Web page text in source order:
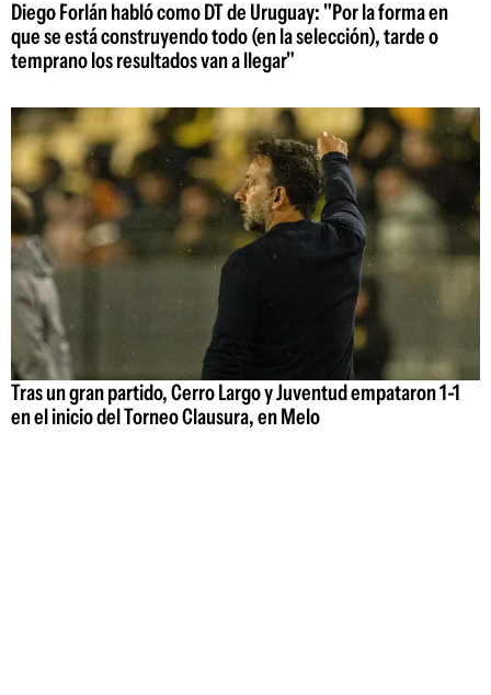
Diego Forlán habló como DT de Uruguay: "Por la forma en
que se está construyendo todo (en la selección), tarde o
temprano los resultados van a llegar"
Tras un gran partido, Cerro Largo y Juventud empataron 1-1
en el inicio del Torneo Clausura, en Melo